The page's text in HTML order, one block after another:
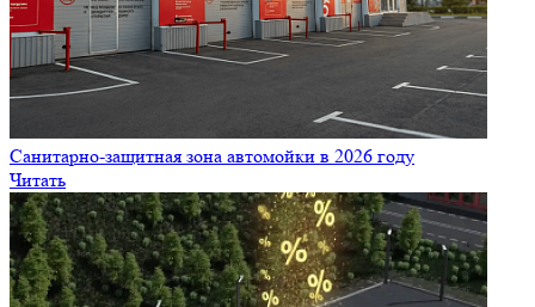
Санитарно‑защитная зона автомойки в 2026 году
Читать